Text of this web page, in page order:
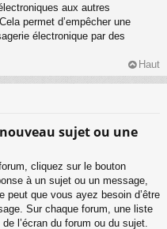
aux autres
permet d’empêcher une
électronique par des
Haut
sujet ou une
cliquez sur le bouton
à un sujet ou un message,
peut que vous ayez besoin d’être
Sur chaque forum, une liste
l’écran du forum ou du sujet.